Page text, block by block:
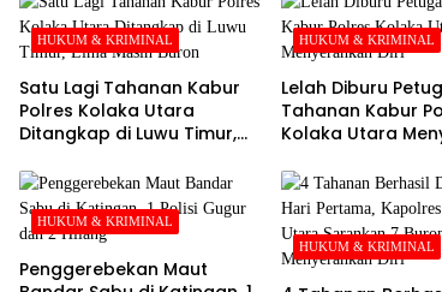
HUKUM & KRIMINAL
Satu Lagi Tahanan Kabur
Polres Kolaka Utara
Ditangkap di Luwu Timur,
HUKUM & KRIMINAL
Lelah Diburu
Tahanan Kabur
Kolaka Utara
HUKUM & KRIMINAL
Penggerebekan Maut
HUKUM & KRIMINAL